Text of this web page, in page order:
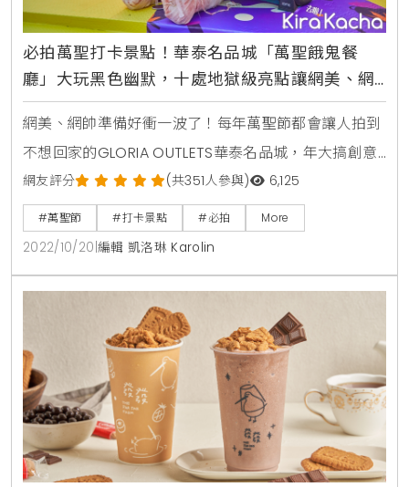
必拍萬聖打卡景點！華泰名品城「萬聖餓鬼餐
廳」大玩黑色幽默，十處地獄級亮點讓網美、網
帥、拍好拍滿，再加碼送150個迷你南瓜糖果桶
網美、網帥準備好衝一波了！每年萬聖節都會讓人拍到
不想回家的GLORIA OUTLETS華泰名品城，年大搞創意
與黑色幽默，在一期廣場打造期間限定Drive In「萬聖
餓鬼餐廳」。餐廳外不僅有飛天雪弗蘭重壓血腥木乃
伊，天崩地裂下有萌鬼、蝙蝠相繼出閘。餐廳內還有飢
腸轆轆的幽靈亂竄，陪伴民眾大啖萬聖Kuso大餐，歡
Halloween盛宴。延伸閱讀：濃郁焦糖肉桂鮮奶
網友評分 (共351人參與) 6,125
#萬聖節 #打卡景點 #必拍 More
2022/10/20 編輯 凱洛琳 Karolin